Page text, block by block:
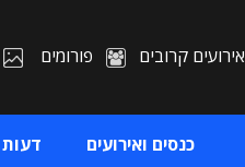
אירועים קרובים פורומים
כנסים ואירועים דעות